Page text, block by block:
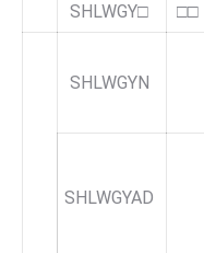
SHLWGY□ □□
SHLWGYN
SHLWGYAD